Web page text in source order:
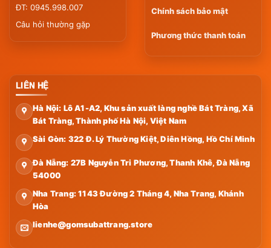
ĐT: 0945.998.007
Câu hỏi thường gặp
Chính sách bảo mật
Phương thức thanh toán
LIÊN HỆ
Hà Nội: Lô A1-A2, Khu sản xuất làng nghề Bát Tràng, Xã
Bát Tràng, Thành phố Hà Nội, Việt Nam
Sài Gòn: 322 Đ. Lý Thường Kiệt, Diên Hồng, Hồ Chí Minh
Đà Nẵng: 27B Nguyễn Tri Phương, Thanh Khê, Đà Nẵng
54000
Nha Trang: 1143 Đường 2 Tháng 4, Nha Trang, Khánh
Hòa
lienhe@gomsubattrang.store